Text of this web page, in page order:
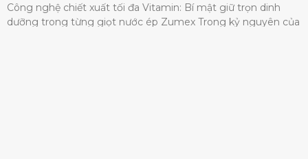
Công nghệ chiết xuất tối đa Vitamin: Bí mật giữ trọn dinh
dưỡng trong từng giọt nước ép Zumex Trong kỷ nguyên của